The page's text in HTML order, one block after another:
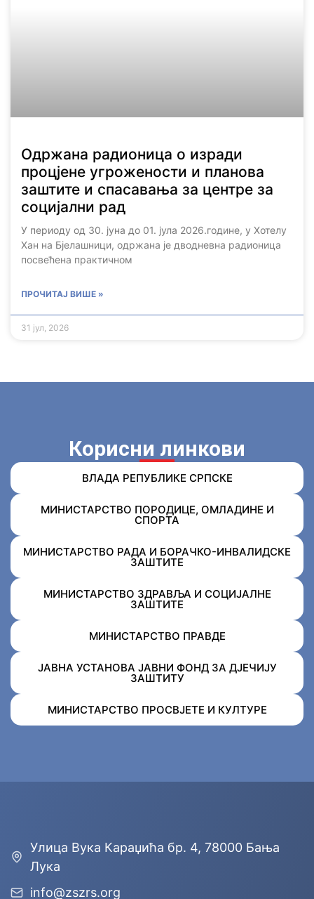
Одржана радионица о изради
процјене угрожености и планова
заштите и спасавања за центре за
социјални рад
У периоду од 30. јуна до 01. јула 2026.године, у Хотелу
Хан на Бјелашници, одржана је дводневна радионица
посвећена практичном
ПРОЧИТАЈ ВИШЕ »
31 јул, 2026
Корисни линкови
ВЛАДА РЕПУБЛИКЕ СРПСКЕ
МИНИСТАРСТВО ПОРОДИЦЕ, ОМЛАДИНЕ И
СПОРТА
МИНИСТАРСТВО РАДА И БОРАЧКО-ИНВАЛИДСКЕ
ЗАШТИТЕ
МИНИСТАРСТВО ЗДРАВЉА И СОЦИЈАЛНЕ
ЗАШТИТЕ
МИНИСТАРСТВО ПРАВДЕ
ЈАВНА УСТАНОВА ЈАВНИ ФОНД ЗА ДЈЕЧИЈУ
ЗАШТИТУ
МИНИСТАРСТВО ПРОСВЈЕТЕ И КУЛТУРЕ
Улицa Вука Караџића бр. 4, 78000 Бања
Лука
info@zszrs.org